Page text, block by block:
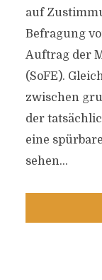
auf
Befragung
Auftrag der
(SoFE).
zwischen
der
eine
sehen...